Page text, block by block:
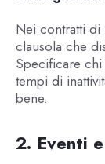
Nei contratti di
clausola che
Specificare
tempi di
bene.
2. Eventi